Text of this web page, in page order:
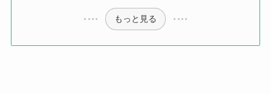
もっと見る